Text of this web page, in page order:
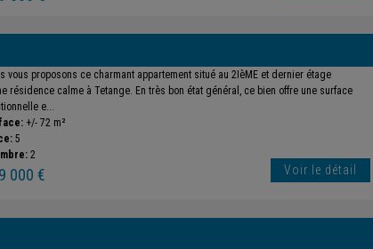
vous proposons ce charmant appartement situé au 2IèME et dernier étage
résidence calme à Tetange. En très bon état général, ce bien offre une surface
e...
+/- 72 m²
5
2
000 € Voir le détail